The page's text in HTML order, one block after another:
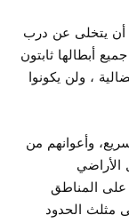
أن يتخلى عن درب
أبطالها ثابتون
، ولن يكونوا
وأعوانهم من
الأراضي
على المناطق
مثلث الحدود